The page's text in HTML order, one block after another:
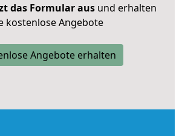
das Formular ausund erhalten
kostenlose Angebote
Angebote erhalten